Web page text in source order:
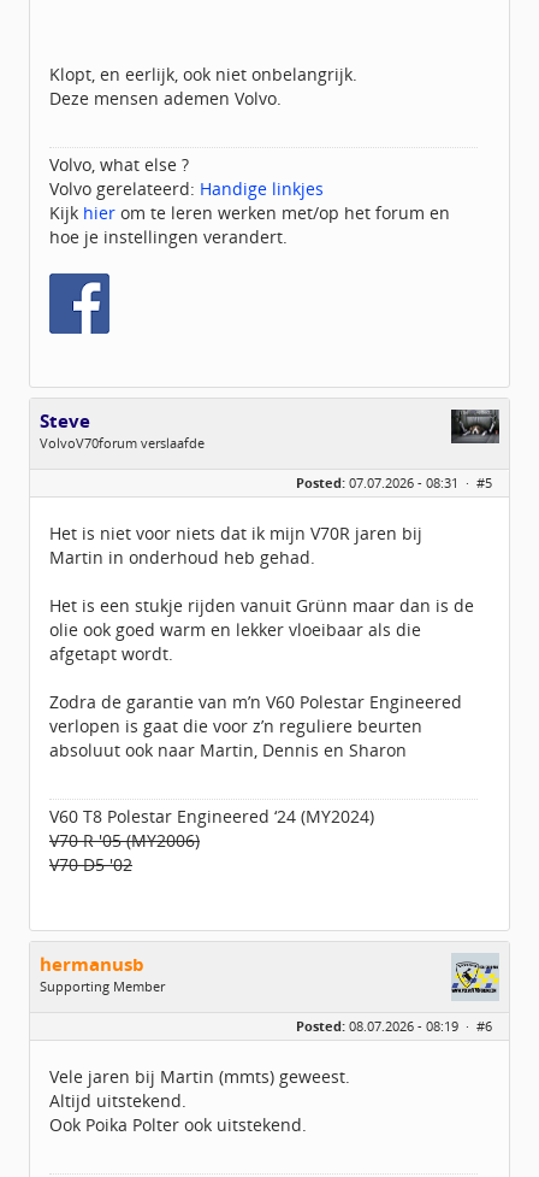
Klopt, en eerlijk, ook niet onbelangrijk.
Deze mensen ademen Volvo.
Volvo, what else ?
Volvo gerelateerd: Handige linkjes
Kijk hier om te leren werken met/op het forum en
hoe je instellingen verandert.
Steve
VolvoV70forum verslaafde
Geslacht:
Leeftijd:
59
Berichten:
2851
Geregistreerd:08 / 2011
Posted: 07.07.2026 - 08:31 · #5
Het is niet voor niets dat ik mijn V70R jaren bij
Martin in onderhoud heb gehad.
Het is een stukje rijden vanuit Grünn maar dan is de
olie ook goed warm en lekker vloeibaar als die
afgetapt wordt.
Zodra de garantie van m’n V60 Polestar Engineered
verlopen is gaat die voor z’n reguliere beurten
absoluut ook naar Martin, Dennis en Sharon
V60 T8 Polestar Engineered ‘24 (MY2024)
V70 R '05 (MY2006)
V70 D5 '02
hermanusb
Supporting Member
Leeftijd:
63
Geregistreerd: 02 / 2015
Posted: 08.07.2026 - 08:19 · #6
Vele jaren bij Martin (mmts) geweest.
Altijd uitstekend.
Ook Poika Polter ook uitstekend.